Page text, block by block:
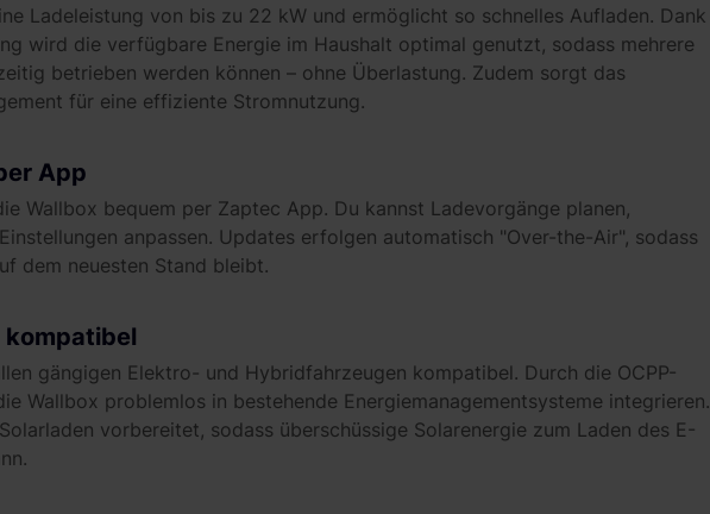
Ladeleistung von bis zu 22 kW und ermöglicht so schnelles Aufladen. Dank
wird die verfügbare Energie im Haushalt optimal genutzt, sodass mehrere
betrieben werden können – ohne Überlastung. Zudem sorgt das
für eine effiziente Stromnutzung.
App
Wallbox bequem per Zaptec App. Du kannst Ladevorgänge planen,
anpassen. Updates erfolgen automatisch "Over-the-Air", sodass
dem neuesten Stand bleibt.
gängigen Elektro- und Hybridfahrzeugen kompatibel. Durch die OCPP-
Wallbox problemlos in bestehende Energiemanagementsysteme integrieren.
vorbereitet, sodass überschüssige Solarenergie zum Laden des E-